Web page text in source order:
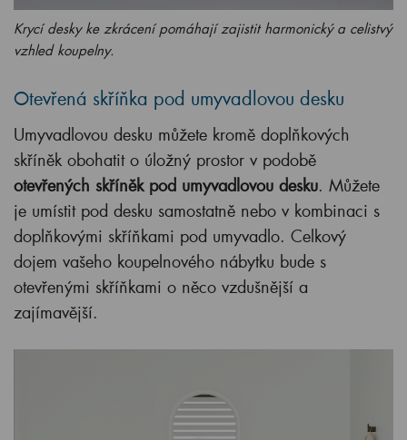
Krycí desky ke zkrácení pomáhají zajistit harmonický a celistvý
vzhled koupelny.
Otevřená skříňka pod umyvadlovou desku
Umyvadlovou desku můžete kromě doplňkových
skříněk obohatit o úložný prostor v podobě
otevřených skříněk pod umyvadlovou desku. Můžete
je umístit pod desku samostatně nebo v kombinaci s
doplňkovými skříňkami pod umyvadlo. Celkový
dojem vašeho koupelnového nábytku bude s
otevřenými skříňkami o něco vzdušnější a
zajímavější.